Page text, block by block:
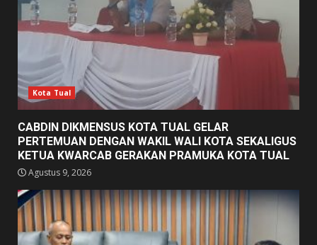
Kota Tual
CABDIN DIKMENSUS KOTA TUAL GELAR
PERTEMUAN DENGAN WAKIL WALI KOTA SEKALIGUS
KETUA KWARCAB GERAKAN PRAMUKA KOTA TUAL
Agustus 9, 2026